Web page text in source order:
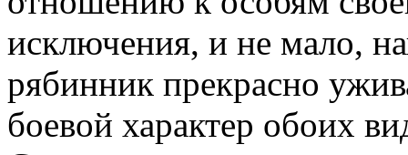
исключения, и не мало,
рябинник прекрасно
боевой характер обоих